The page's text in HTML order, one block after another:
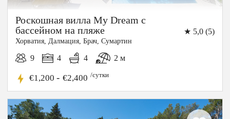
Роскошная вилла My Dream с
бассейном на пляже
★ 5,0 (5)
Хорватия, Далмация, Брач, Сумартин
9 4 4 2 м
€1,200 - €2,400 /сутки